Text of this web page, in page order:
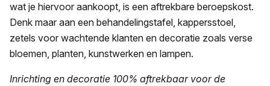
wat je hiervoor aankoopt, is een aftrekbare beroepskost.
Denk maar aan een behandelingstafel, kappersstoel,
zetels voor wachtende klanten en decoratie zoals verse
bloemen, planten, kunstwerken en lampen.
Inrichting en decoratie 100% aftrekbaar voor de